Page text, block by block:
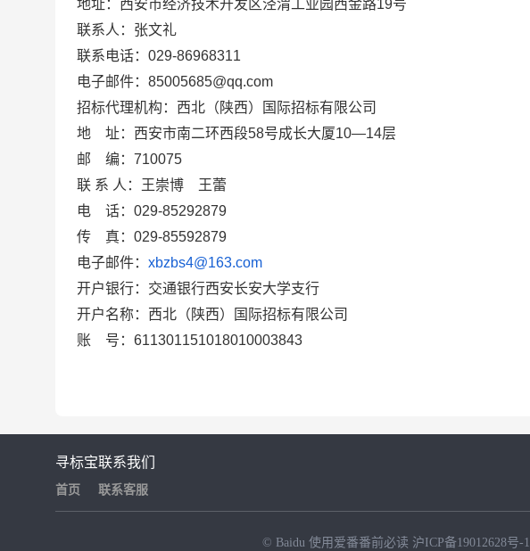
地址：西安市经济技术开发区泾渭工业园西金路19号
联系人：张文礼
联系电话： 029-86968311
电子邮件： 85005685@qq.com
招标代理机构：西北（陕西）国际招标有限公司
地
址：西安市南二环西段58号成长大厦10—14层
邮
编： 710075
联 系 人：王崇博
王蕾
电
话： 029-85292879
传
真： 029-85592879
电子邮件： xbzbs4@163.com
开户银行：交通银行西安长安大学支行
开户名称：西北（陕西）国际招标有限公司
账
号： 611301151018010003843
寻标宝
首页
联系我们
联系客服
© Baidu 使用爱番番前必读 沪ICP备19012628号-1